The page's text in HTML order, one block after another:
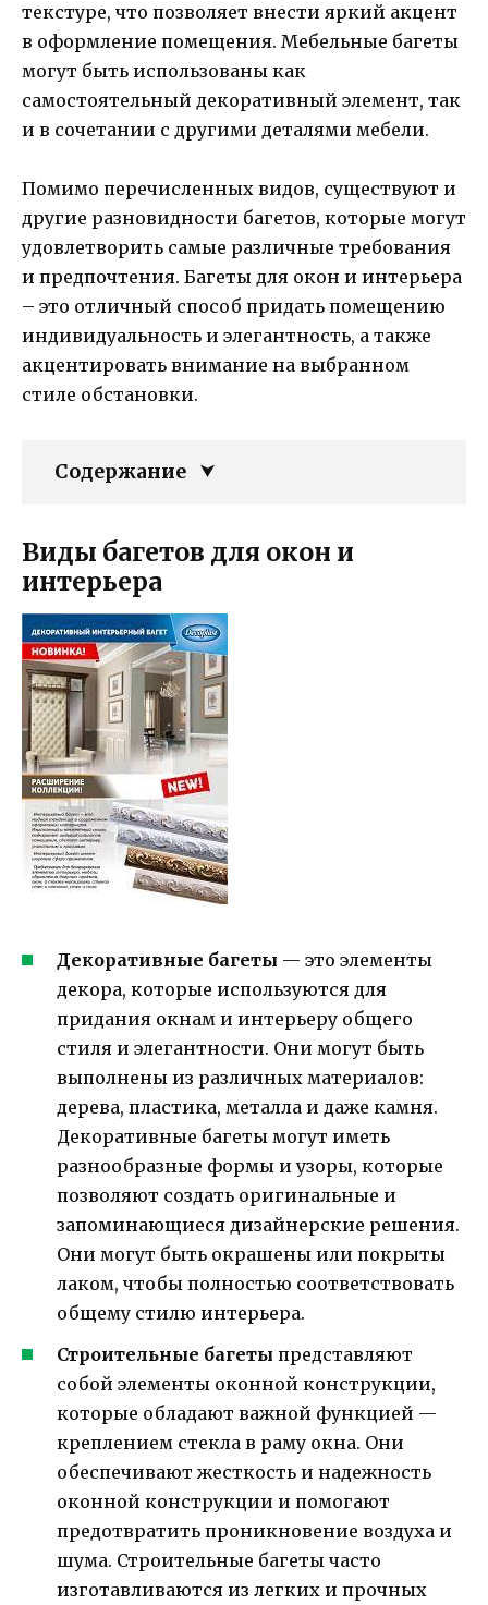
текстуре, что позволяет внести яркий акцент
в оформление помещения. Мебельные багеты
могут быть использованы как
самостоятельный декоративный элемент, так
и в сочетании с другими деталями мебели.
Помимо перечисленных видов, существуют и
другие разновидности багетов, которые могут
удовлетворить самые различные требования
и предпочтения. Багеты для окон и интерьера
– это отличный способ придать помещению
индивидуальность и элегантность, а также
акцентировать внимание на выбранном
стиле обстановки.
Содержание
Виды багетов для окон и
интерьера
Декоративные багеты — это элементы
декора, которые используются для
придания окнам и интерьеру общего
стиля и элегантности. Они могут быть
выполнены из различных материалов:
дерева, пластика, металла и даже камня.
Декоративные багеты могут иметь
разнообразные формы и узоры, которые
позволяют создать оригинальные и
запоминающиеся дизайнерские решения.
Они могут быть окрашены или покрыты
лаком, чтобы полностью соответствовать
общему стилю интерьера.
Строительные багеты представляют
собой элементы оконной конструкции,
которые обладают важной функцией —
креплением стекла в раму окна. Они
обеспечивают жесткость и надежность
оконной конструкции и помогают
предотвратить проникновение воздуха и
шума. Строительные багеты часто
изготавливаются из легких и прочных